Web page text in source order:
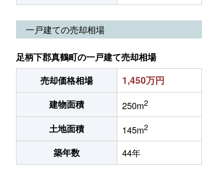
一戸建ての売却相場
足柄下郡真鶴町の一戸建て売却相場
売却価格相場
1,450万円
建物面積 250m2
土地面積 145m2
築年数 44年